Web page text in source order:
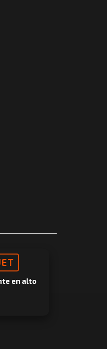
en alto